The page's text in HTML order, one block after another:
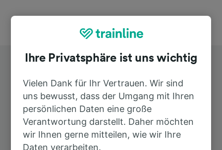
Top Strecken ab Frankfurt-
Rödelheim
Ihre Privatsphäre ist uns wichtig
Vielen Dank für Ihr Vertrauen. Wir sind
uns bewusst, dass der Umgang mit Ihren
persönlichen Daten eine große
Verantwortung darstellt. Daher möchten
wir Ihnen gerne mitteilen, wie wir Ihre
Daten verarbeiten.